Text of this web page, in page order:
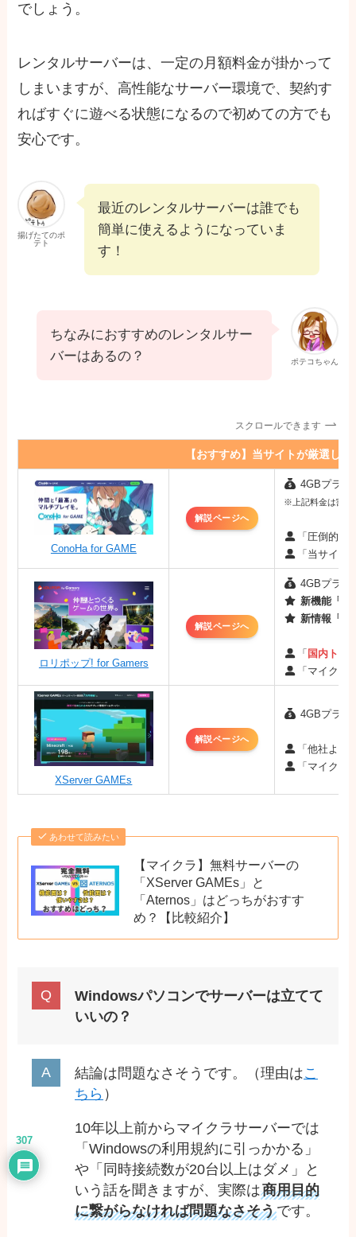
でしょう。
レンタルサーバーは、一定の月額料金が掛かって
しまいますが、高性能なサーバー環境で、契約す
ればすぐに遊べる状態になるので初めての方でも
安心です。
揚げたてのポ
テト
最近のレンタルサーバーは誰でも
簡単に使えるようになっていま
す！
ポテコちゃん
ちなみにおすすめのレンタルサー
バーはあるの？
スクロールできます
【おすすめ】当サイトが厳選し
ConoHa for GAME
解説ページへ
4GBプラン
※上記料金は割引
「圧倒的な
「当サイト
ロリポップ! for Gamers
解説ページへ
4GBプラン
新機能「
新情報「最
「 国内トッ
「マイクラ
XServer GAMEs
解説ページへ
4GBプラン
「他社より
「マイクラ
あわせて読みたい
【マイクラ】無料サーバーの
「XServer GAMEs」と
「Aternos」はどっちがおすす
め？【比較紹介】
Windowsパソコンでサーバーは立てて
いいの？
結論は問題なさそうです。（理由はこ
ちら ）
10年以上前からマイクラサーバーでは
「Windowsの利用規約に引っかかる」
や「同時接続数が20台以上はダメ」と
いう話を聞きますが、実際は商用目的
に繋がらなければ問題なさそうです。
307